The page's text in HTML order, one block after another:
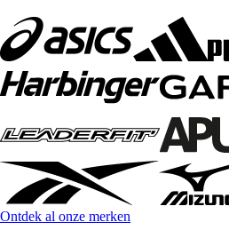
Ontdek al onze merken